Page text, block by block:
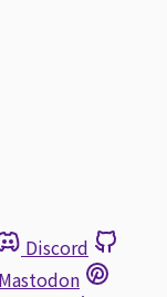
Discord
Mastodon